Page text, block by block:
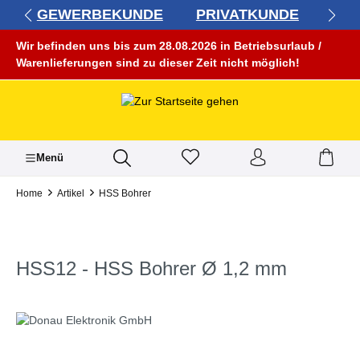
springen
GEWERBEKUNDE PRIVATKUNDE
Wir befinden uns bis zum 28.08.2026 in Betriebsurlaub /
Warenlieferungen sind zu dieser Zeit nicht möglich!
Menü
Home Artikel HSS Bohrer
HSS12 - HSS Bohrer Ø 1,2 mm